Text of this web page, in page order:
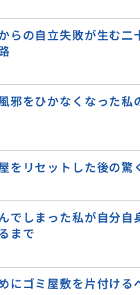
らの自立失敗が生む二
邪をひかなくなった私
をリセットした後の驚
でしまった私が自分自
まで
にゴミ屋敷を片付ける